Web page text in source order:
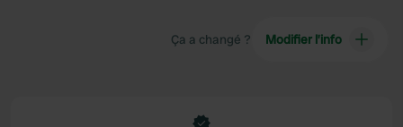
Ça a changé ? Modifier l’info